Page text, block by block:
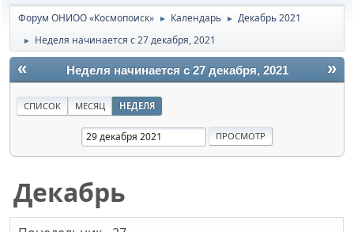
Форум ОНИОО «Космопоиск» ► Календарь ► Декабрь 2021
► Неделя начинается с 27 декабря, 2021
« »
Неделя начинается с 27 декабря, 2021
СПИСОК МЕСЯЦ НЕДЕЛЯ
Декабрь